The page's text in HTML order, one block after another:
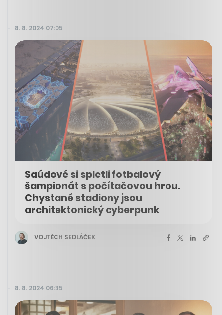
8. 8. 2024 07:05
Saúdové si spletli fotbalový
šampionát s počítačovou hrou.
Chystané stadiony jsou
architektonický cyberpunk
VOJTĚCH SEDLÁČEK
8. 8. 2024 06:35